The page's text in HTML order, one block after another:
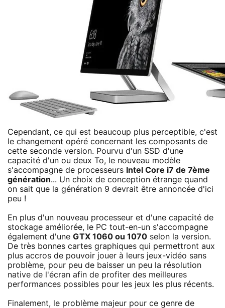
Cependant, ce qui est beaucoup plus perceptible, c'est
le changement opéré concernant les composants de
cette seconde version. Pourvu d'un SSD d'une
capacité d'un ou deux To, le nouveau modèle
s'accompagne de processeurs
Intel Core i7 de 7ème
génération... Un choix de conception étrange quand
on sait que la génération 9 devrait être annoncée d'ici
peu !
En plus d'un nouveau processeur et d'une capacité de
stockage améliorée, le PC tout-en-un s'accompagne
également d'une GTX 1060 ou 1070 selon la version.
De très bonnes cartes graphiques qui permettront aux
plus accros de pouvoir jouer à leurs jeux-vidéo sans
problème, pour peu de baisser un peu la résolution
native de l'écran afin de profiter des meilleures
performances possibles pour les jeux les plus récents.
Finalement, le problème majeur pour ce genre de